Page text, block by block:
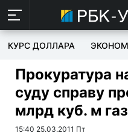
КУРС ДОЛЛАРА
Прокуратура
суду справу
млрд куб. м
15:40 25.03.2011 Пт